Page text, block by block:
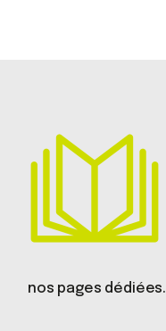
nos pages dédiées.